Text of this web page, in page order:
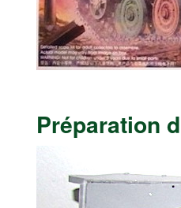
Préparation